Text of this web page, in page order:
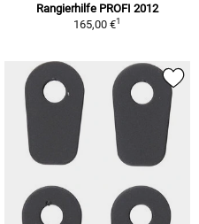
Rangierhilfe PROFI 2012
165,00 €1